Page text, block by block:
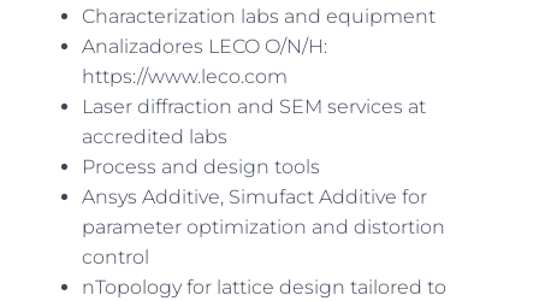
Characterization labs and equipment
Analizadores LECO O/N/H:
https://www.leco.com
Laser diffraction and SEM services at
accredited labs
Process and design tools
Ansys Additive, Simufact Additive for
parameter optimization and distortion
control
nTopology for lattice design tailored to